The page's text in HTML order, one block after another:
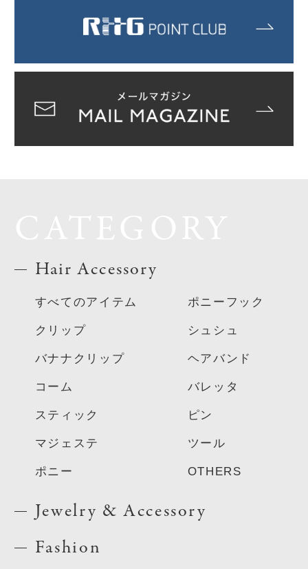
Hair Accessory
すべてのアイテム
クリップ
バナナクリップ
コーム
スティック
マジェステ
ポニー
ポニーフック
シュシュ
ヘアバンド
バレッタ
ピン
ツール
OTHERS
Jewelry & Accessory
Fashion